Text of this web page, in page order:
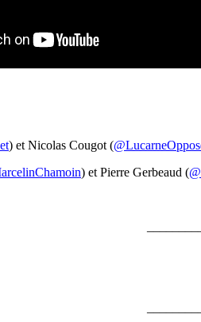
) et Nicolas Cougot (
) et Pierre Gerbeaud (